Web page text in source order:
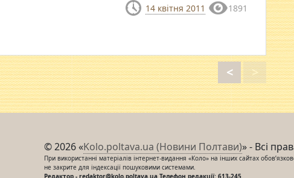
14 квітня 2011 1891
< >
© 2026 «Kolo.poltava.ua (Новини Полтави)» - Всі
При використанні матеріалів інтернет-видання «Коло» на інших сайтах
не закрите для індексації пошуковими системами.
Редактор - redaktor@kolo.poltava.ua Телефон редакції: 613-245